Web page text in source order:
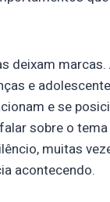
deixam
e
e se
sobre o
muitas
acontecendo.